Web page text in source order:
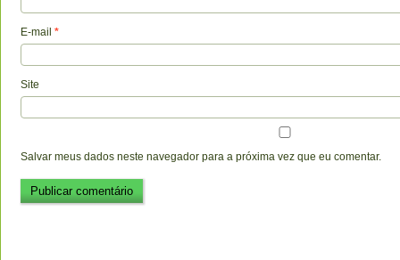
E-mail *
Site
Salvar meus dados neste navegador para a próxima vez que eu comentar.